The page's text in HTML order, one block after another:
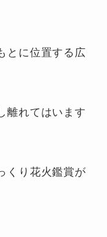
とに位置する広
離れてはいます
くり花火鑑賞が